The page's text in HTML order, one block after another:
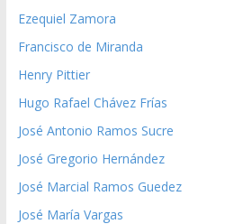
Ezequiel Zamora
Francisco de Miranda
Henry Pittier
Hugo Rafael Chávez Frías
José Antonio Ramos Sucre
José Gregorio Hernández
José Marcial Ramos Guedez
José María Vargas